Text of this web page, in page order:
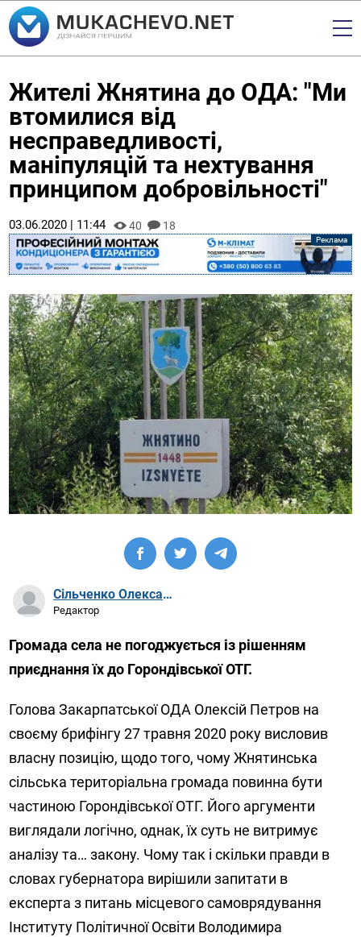
Жителі Жнятина до ОДА: "Ми
втомилися від
несправедливості,
маніпуляцій та нехтування
принципом добровільності"
03.06.2020 | 11:44 40 18
Сільченко Олександр Артурович
Редактор
Громада села не погоджується із рішенням
приєднання їх до Горондівської ОТГ.
Голова Закарпатської ОДА Олексій Петров на
своєму брифінгу 27 травня 2020 року висловив
власну позицію, щодо того, чому Жнятинська
сільська територіальна громада повинна бути
частиною Горондівської ОТГ. Його аргументи
виглядали логічно, однак, їх суть не витримує
аналізу та… закону. Чому так і скільки правди в
словах губернатора вирішили запитати в
експерта з питань місцевого самоврядування
Інституту Політичної Освіти Володимира